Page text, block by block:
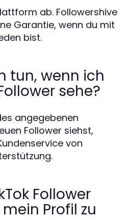
ab. Followershive
Garantie, wenn du mit
bist.
tun, wenn ich
sehe?
angegebenen
Follower siehst,
von
Follower
Profil zu